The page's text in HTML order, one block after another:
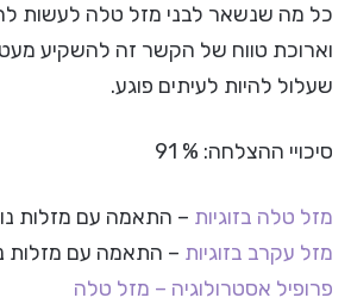
כל מה שנשאר לבני מזל טלה לעשות
וארוכת טווח של הקשר זה להשקיע
שעלול להיות לעיתים פוגע.
סיכויי ההצלחה: % 91
מזל טלה בזוגיות – התאמה עם מזלות
מזל עקרב בזוגיות – התאמה עם מזלות
פרופיל אסטרולוגיה – מזל טלה